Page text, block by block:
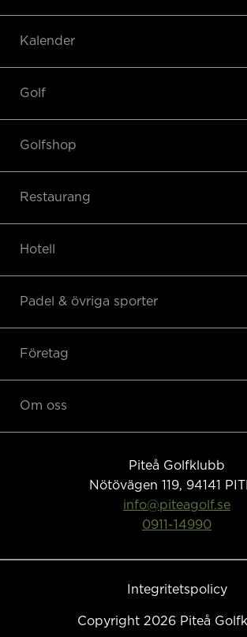
Kalender
Golf
Golfshop
Restaurang
Hotell
Padel & övriga sporter
Företag
Om oss
Piteå Golfklubb
Nötövägen 119, 94141
info@piteagolf.se
0911-14990
Copyright 2026 Piteå
Integritetspolicy